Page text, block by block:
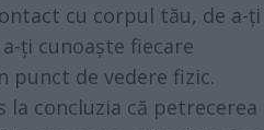
cu corpul tău, de a-ți
ți cunoaște fiecare
punct de vedere fizic.
la concluzia că petrecerea